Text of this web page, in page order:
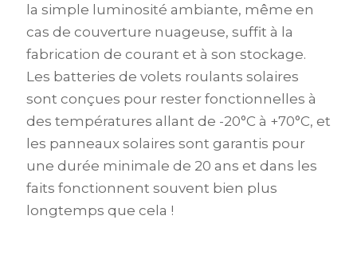
la simple luminosité ambiante, même en
cas de couverture nuageuse, suffit à la
fabrication de courant et à son stockage.
Les batteries de volets roulants solaires
sont conçues pour rester fonctionnelles à
des températures allant de -20°C à +70°C, et
les panneaux solaires sont garantis pour
une durée minimale de 20 ans et dans les
faits fonctionnent souvent bien plus
longtemps que cela !